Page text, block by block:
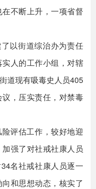
不断上升，一项省督
以街道综治办为责任
人的工作小组，对辖
道现有吸毒史人员405
，压实责任，对禁毒
评估工作，较好地迎
强了对社戒社康人员
名社戒社康人员逐一
和思想动态，核实了